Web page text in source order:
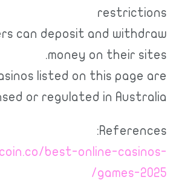
can deposit and
money on their
casinos listed on this
licensed or regulated in
best-online-
games-